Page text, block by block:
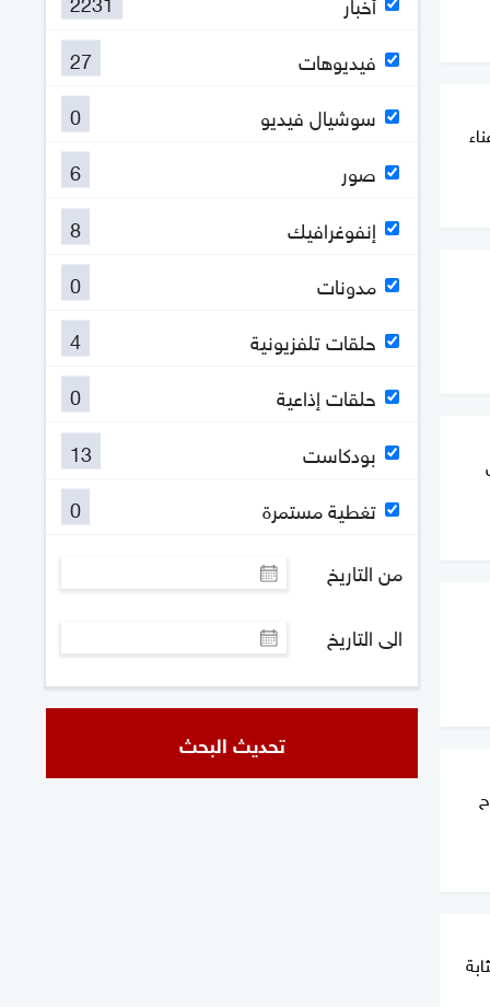
فيديوهات
27
سوشيال فيديو
0
صور
6
إنفوغرافيك
8
مدونات
0
حلقات تلفزيونية
4
حلقات إذاعية
0
بودكاست
13
تغطية مستمرة
0
من التاريخ
الى التاريخ
تحديث البحث